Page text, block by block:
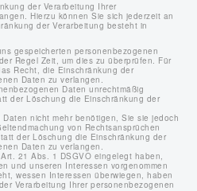
der Verarbeitung Ihrer
Hierzu können Sie sich jederzeit an
der Verarbeitung besteht in
gespeicherten personenbezogenen
Regel Zeit, um dies zu überprüfen. Für
Recht, die Einschränkung der
Daten zu verlangen.
Daten unrechtmäßig
der Löschung die Einschränkung der
nicht mehr benötigen, Sie sie jedoch
von Rechtsansprüchen
der Löschung die Einschränkung der
Daten zu verlangen.
21 Abs. 1 DSGVO eingelegt haben,
und unseren Interessen vorgenommen
wessen Interessen überwiegen, haben
Verarbeitung Ihrer personenbezogenen